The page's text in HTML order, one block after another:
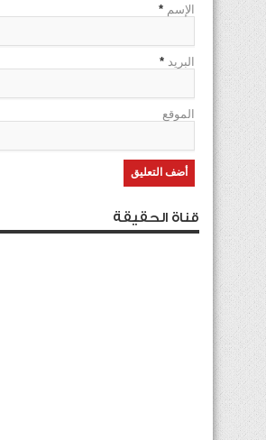
الإسم *
البريد *
الموقع
قناة الحقيقة